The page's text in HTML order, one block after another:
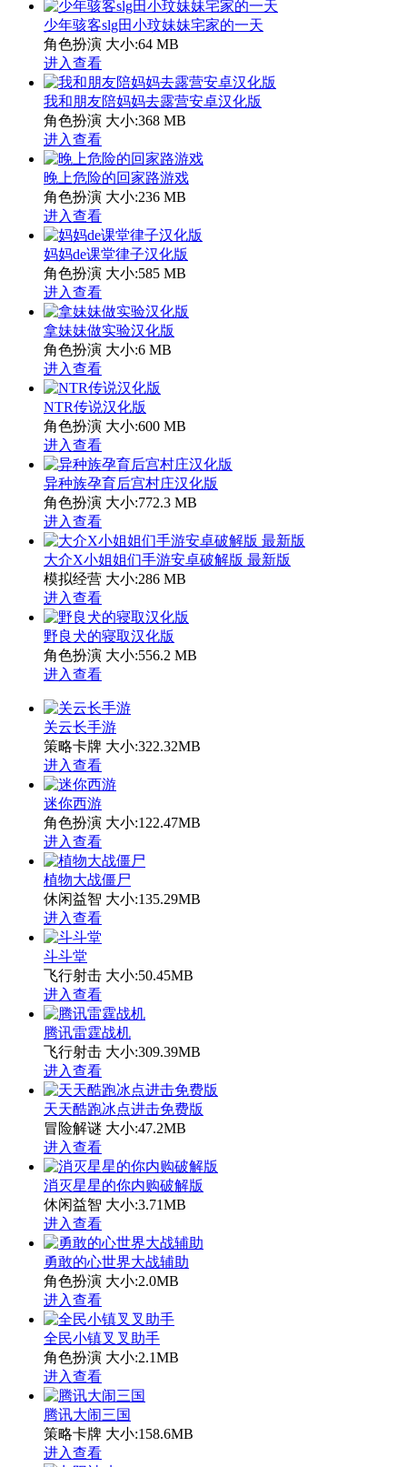
少年骇客slg田小玟妹妹宅家的一天
角色扮演 大小:64 MB
进入查看
我和朋友陪妈妈去露营安卓汉化版
角色扮演 大小:368 MB
进入查看
晚上危险的回家路游戏
角色扮演 大小:236 MB
进入查看
妈妈de课堂律子汉化版
角色扮演 大小:585 MB
进入查看
拿妹妹做实验汉化版
角色扮演 大小:6 MB
进入查看
NTR传说汉化版
角色扮演 大小:600 MB
进入查看
异种族孕育后宫村庄汉化版
角色扮演 大小:772.3 MB
进入查看
大介X小姐姐们手游安卓破解版 最新版
模拟经营 大小:286 MB
进入查看
野良犬的寝取汉化版
角色扮演 大小:556.2 MB
进入查看
关云长手游
策略卡牌 大小:322.32MB
进入查看
迷你西游
角色扮演 大小:122.47MB
进入查看
植物大战僵尸
休闲益智 大小:135.29MB
进入查看
斗斗堂
飞行射击 大小:50.45MB
进入查看
腾讯雷霆战机
飞行射击 大小:309.39MB
进入查看
天天酷跑冰点进击免费版
冒险解谜 大小:47.2MB
进入查看
消灭星星的你内购破解版
休闲益智 大小:3.71MB
进入查看
勇敢的心世界大战辅助
角色扮演 大小:2.0MB
进入查看
全民小镇叉叉助手
角色扮演 大小:2.1MB
进入查看
腾讯大闹三国
策略卡牌 大小:158.6MB
进入查看